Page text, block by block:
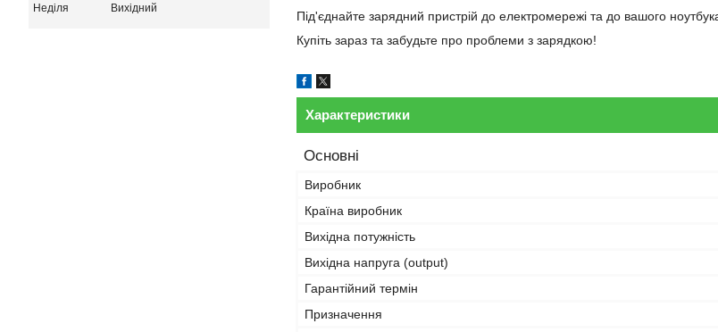
Під'єднайте зарядний пристрій до електромережі та до вашого
Купіть зараз та забудьте про проблеми з зарядкою!
Характеристики
Основні
Виробник
Країна виробник
Вихідна потужність
Вихідна напруга (output)
Гарантійний термін
Призначення
Неділя
Вихідний